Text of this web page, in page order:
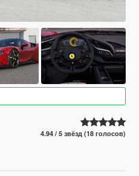
4.94 / 5 звёзд (18 голосов)